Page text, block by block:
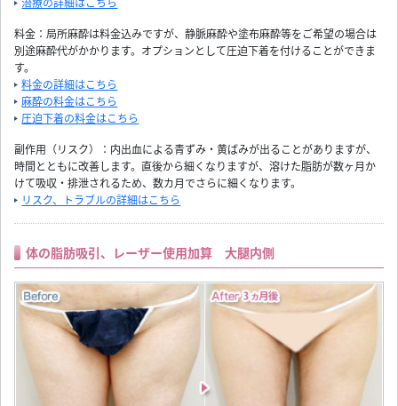
治療の詳細はこちら
料金：局所麻酔は料金込みですが、静脈麻酔や塗布麻酔等をご希望の場合は
別途麻酔代がかかります。オプションとして圧迫下着を付けることができま
す。
料金の詳細はこちら
麻酔の料金はこちら
圧迫下着の料金はこちら
副作用（リスク）：内出血による青ずみ・黄ばみが出ることがありますが、
時間とともに改善します。直後から細くなりますが、溶けた脂肪が数ヶ月か
けて吸収・排泄されるため、数カ月でさらに細くなります。
リスク、トラブルの詳細はこちら
体の脂肪吸引、レーザー使用加算 大腿内側